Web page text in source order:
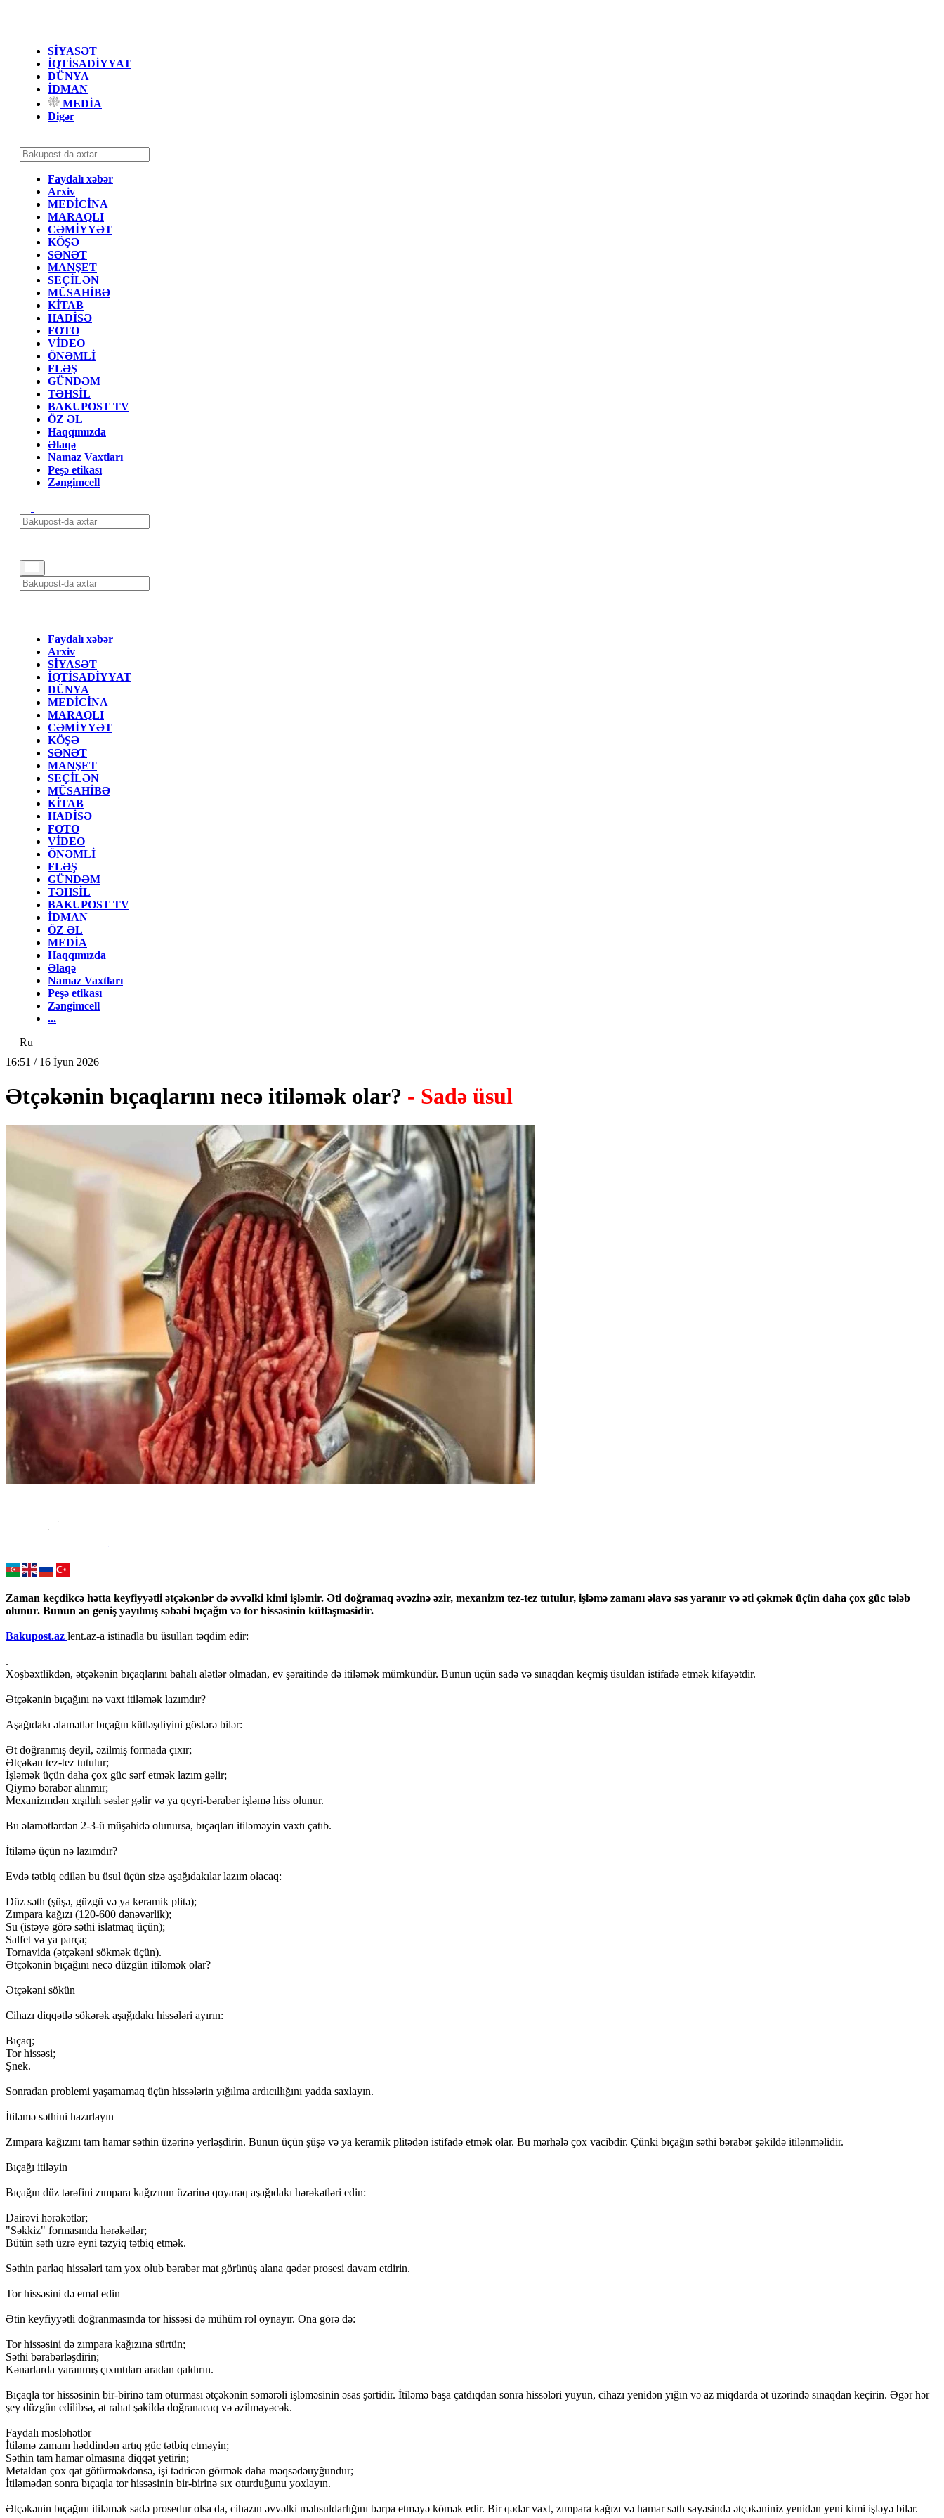
SİYASƏT
İQTİSADİYYAT
DÜNYA
İDMAN
MEDİA
Digər
Faydalı xəbər
Arxiv
MEDİCİNA
MARAQLI
CƏMİYYƏT
KÖŞƏ
SƏNƏT
MANŞET
SEÇİLƏN
MÜSAHİBƏ
KİTAB
HADİSƏ
FOTO
VİDEO
ÖNƏMLİ
FLƏŞ
GÜNDƏM
TƏHSİL
BAKUPOST TV
ÖZ ƏL
Haqqımızda
Əlaqə
Namaz Vaxtları
Peşə etikası
Zəngimcell
Faydalı xəbər
Arxiv
SİYASƏT
İQTİSADİYYAT
DÜNYA
MEDİCİNA
MARAQLI
CƏMİYYƏT
KÖŞƏ
SƏNƏT
MANŞET
SEÇİLƏN
MÜSAHİBƏ
KİTAB
HADİSƏ
FOTO
VİDEO
ÖNƏMLİ
FLƏŞ
GÜNDƏM
TƏHSİL
BAKUPOST TV
İDMAN
ÖZ ƏL
MEDİA
Haqqımızda
Əlaqə
Namaz Vaxtları
Peşə etikası
Zəngimcell
...
Ru
16:51 / 16 İyun 2026
Ətçəkənin bıçaqlarını necə itiləmək olar? - Sadə üsul
Zaman keçdikcə hətta keyfiyyətli ətçəkənlər də əvvəlki kimi işləmir. Əti doğramaq əvəzinə əzir, mexanizm tez-tez tutulur, işləmə zamanı əlavə səs yaranır və əti çəkmək üçün daha çox güc tələb
olunur. Bunun ən geniş yayılmış səbəbi bıçağın və tor hissəsinin kütləşməsidir.
Bakupost.az lent.az-a istinadla bu üsulları təqdim edir:
.
Xoşbəxtlikdən, ətçəkənin bıçaqlarını bahalı alətlər olmadan, ev şəraitində də itiləmək mümkündür. Bunun üçün sadə və sınaqdan keçmiş üsuldan istifadə etmək kifayətdir.
Ətçəkənin bıçağını nə vaxt itiləmək lazımdır?
Aşağıdakı əlamətlər bıçağın kütləşdiyini göstərə bilər:
Ət doğranmış deyil, əzilmiş formada çıxır;
Ətçəkən tez-tez tutulur;
İşləmək üçün daha çox güc sərf etmək lazım gəlir;
Qiymə bərabər alınmır;
Mexanizmdən xışıltılı səslər gəlir və ya qeyri-bərabər işləmə hiss olunur.
Bu əlamətlərdən 2-3-ü müşahidə olunursa, bıçaqları itiləməyin vaxtı çatıb.
İtiləmə üçün nə lazımdır?
Evdə tətbiq edilən bu üsul üçün sizə aşağıdakılar lazım olacaq:
Düz səth (şüşə, güzgü və ya keramik plitə);
Zımpara kağızı (120-600 dənəvərlik);
Su (istəyə görə səthi islatmaq üçün);
Salfet və ya parça;
Tornavida (ətçəkəni sökmək üçün).
Ətçəkənin bıçağını necə düzgün itiləmək olar?
Ətçəkəni sökün
Cihazı diqqətlə sökərək aşağıdakı hissələri ayırın:
Bıçaq;
Tor hissəsi;
Şnek.
Sonradan problemi yaşamamaq üçün hissələrin yığılma ardıcıllığını yadda saxlayın.
İtiləmə səthini hazırlayın
Zımpara kağızını tam hamar səthin üzərinə yerləşdirin. Bunun üçün şüşə və ya keramik plitədən istifadə etmək olar. Bu mərhələ çox vacibdir. Çünki bıçağın səthi bərabər şəkildə itilənməlidir.
Bıçağı itiləyin
Bıçağın düz tərəfini zımpara kağızının üzərinə qoyaraq aşağıdakı hərəkətləri edin:
Dairəvi hərəkətlər;
"Səkkiz" formasında hərəkətlər;
Bütün səth üzrə eyni təzyiq tətbiq etmək.
Səthin parlaq hissələri tam yox olub bərabər mat görünüş alana qədər prosesi davam etdirin.
Tor hissəsini də emal edin
Ətin keyfiyyətli doğranmasında tor hissəsi də mühüm rol oynayır. Ona görə də:
Tor hissəsini də zımpara kağızına sürtün;
Səthi bərabərləşdirin;
Kənarlarda yaranmış çıxıntıları aradan qaldırın.
Bıçaqla tor hissəsinin bir-birinə tam oturması ətçəkənin səmərəli işləməsinin əsas şərtidir. İtiləmə başa çatdıqdan sonra hissələri yuyun, cihazı yenidən yığın və az miqdarda ət üzərində sınaqdan keçirin. Əgər hər
şey düzgün edilibsə, ət rahat şəkildə doğranacaq və əzilməyəcək.
Faydalı məsləhətlər
İtiləmə zamanı həddindən artıq güc tətbiq etməyin;
Səthin tam hamar olmasına diqqət yetirin;
Metaldan çox qat götürməkdənsə, işi tədricən görmək daha məqsədəuyğundur;
İtiləmədən sonra bıçaqla tor hissəsinin bir-birinə sıx oturduğunu yoxlayın.
Ətçəkənin bıçağını itiləmək sadə prosedur olsa da, cihazın əvvəlki məhsuldarlığını bərpa etməyə kömək edir. Bir qədər vaxt, zımpara kağızı və hamar səth sayəsində ətçəkəniniz yenidən yeni kimi işləyə bilər.